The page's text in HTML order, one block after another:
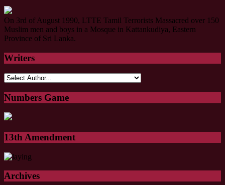
On 3rd of August 1990, LTTE Tamil Terrorists Massacred over 150
Muslim men and boys in a Mosque in Kattankudiya, Eastern
Province of Sri Lanka.
Writers
Numbers Game
13th Amendment
Archives